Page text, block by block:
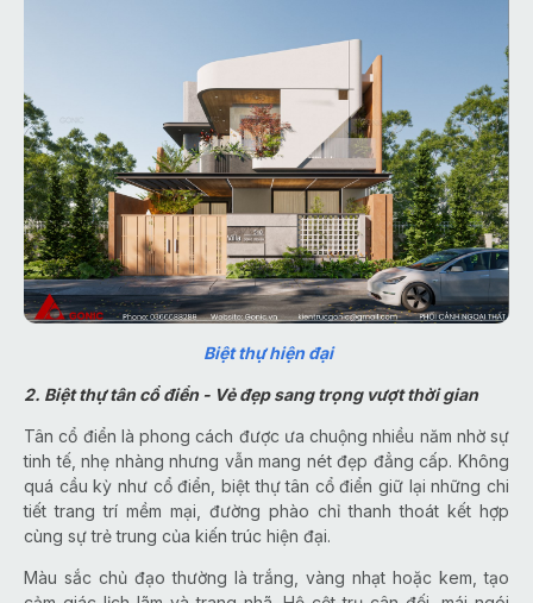
Biệt thự hiện đại
2. Biệt thự tân cổ điển - Vẻ đẹp sang trọng vượt thời gian
Tân cổ điển là phong cách được ưa chuộng nhiều năm nhờ sự
tinh tế, nhẹ nhàng nhưng vẫn mang nét đẹp đẳng cấp. Không
quá cầu kỳ như cổ điển, biệt thự tân cổ điển giữ lại những chi
tiết trang trí mềm mại, đường phào chỉ thanh thoát kết hợp
cùng sự trẻ trung của kiến trúc hiện đại.
Màu sắc chủ đạo thường là trắng, vàng nhạt hoặc kem, tạo